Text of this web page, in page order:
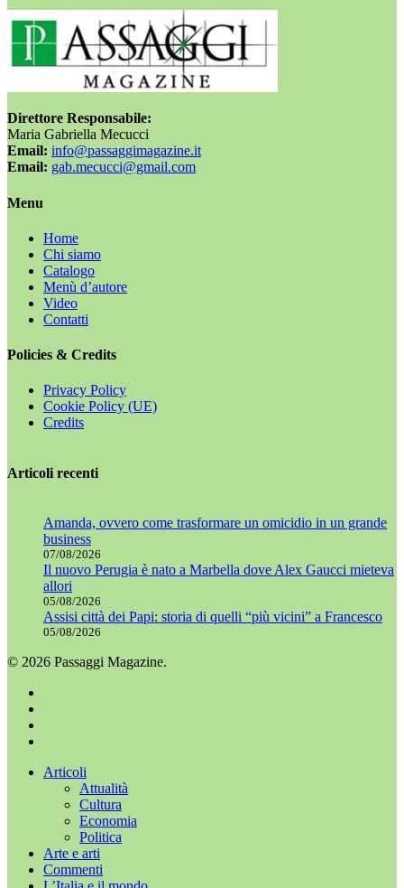
Direttore Responsabile:
Maria Gabriella Mecucci
Email: info@passaggimagazine.it
Email: gab.mecucci@gmail.com
Menu
Home
Chi siamo
Catalogo
Menù d’autore
Video
Contatti
Policies & Credits
Privacy Policy
Cookie Policy (UE)
Credits
Articoli recenti
Amanda, ovvero come trasformare un omicidio in un grande
business
07/08/2026
Il nuovo Perugia è nato a Marbella dove Alex Gaucci mieteva
allori
05/08/2026
Assisi città dei Papi: storia di quelli “più vicini” a Francesco
05/08/2026
© 2026 Passaggi Magazine.
Chiudi Articoli
Attualità
Cultura
Economia
Politica
Arte e arti
Commenti